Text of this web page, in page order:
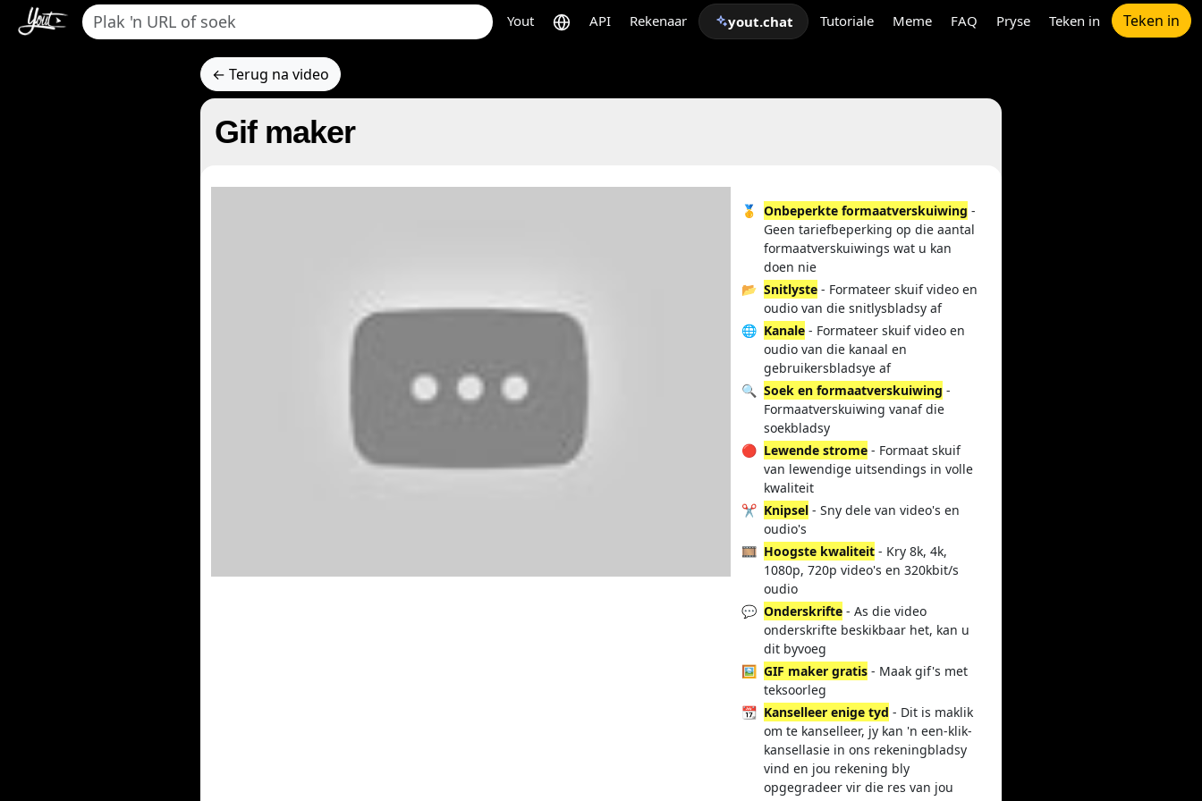
Yout API Rekenaar yout.chat Tutoriale Meme FAQ Pryse Teken in Teken in
← Terug na video
Gif maker
🥇 Onbeperkte formaatverskuiwing -
Geen tariefbeperking op die aantal
formaatverskuiwings wat u kan
doen nie
📂 Snitlyste - Formateer skuif video en
oudio van die snitlysbladsy af
🌐 Kanale - Formateer skuif video en
oudio van die kanaal en
gebruikersbladsye af
🔍 Soek en formaatverskuiwing -
Formaatverskuiwing vanaf die
soekbladsy
🔴 Lewende strome - Formaat skuif
van lewendige uitsendings in volle
kwaliteit
✂️ Knipsel - Sny dele van video's en
oudio's
🎞️ Hoogste kwaliteit - Kry 8k, 4k,
1080p, 720p video's en 320kbit/s
oudio
💬 Onderskrifte - As die video
onderskrifte beskikbaar het, kan u
dit byvoeg
🖼️ GIF maker gratis - Maak gif's met
teksoorleg
📆 Kanselleer enige tyd - Dit is maklik
om te kanselleer, jy kan 'n een-klik-
kansellasie in ons rekeningbladsy
vind en jou rekening bly
opgegradeer vir die res van jou